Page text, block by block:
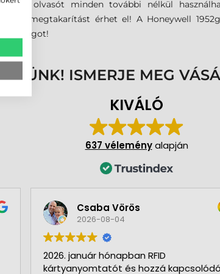
olvasót minden további nélkül
érhet el! A Honeywell
ISMERJE MEG
KIVÁLÓ
637 véleményalapján
Csaba Vörös
2026-08-04
2026. január hónapban RFID
kártyanyomtatót és hozzá kapcsolódó